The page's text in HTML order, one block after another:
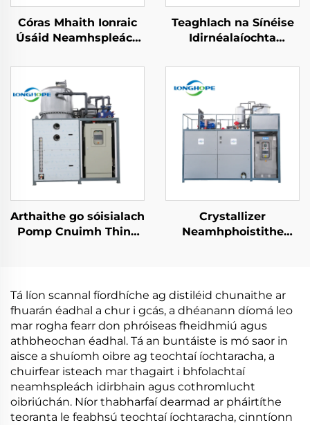
Córas Mhaith Ionraic
Úsáid Neamhspleách
Bhrúite Effluent
recycling machine
Teaghlach na Sínéise
Idirnéalaíochta
Uisce Tréitheach Fuaid
Níocháin Thionscnai
Arthaithe go sóisialach
Pomp Cnuimh Thine
Fheabhsuithe
Crystallizer
Neamhphoistithe
Tá líon scannal fíordhíche ag distiléid chunaithe ar
fhuarán éadhal a chur i gcás, a dhéanann díomá leo
mar rogha fearr don phróiseas fheidhmiú agus
athbheochan éadhal. Tá an buntáiste is mó saor in
aisce a shuíomh oibre ag teochtaí íochtaracha, a
chuirfear isteach mar thagairt i bhfolachtaí
neamhspleách idirbhain agus cothromlucht
oibriúchán. Níor thabharfaí dearmad ar pháirtíthe
teoranta le feabhsú teochtaí íochtaracha, cinntíonn